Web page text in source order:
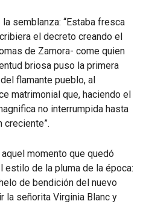
semblanza: “Estaba fresca
el decreto creando el
de Zamora- come quien
briosa puso la primera
flamante pueblo, al
matrimonial que, haciendo el
no interrumpida hasta
creciente”.
momento que quedó
estilo de la pluma de la época:
de bendición del nuevo
la señorita Virginia Blanc y